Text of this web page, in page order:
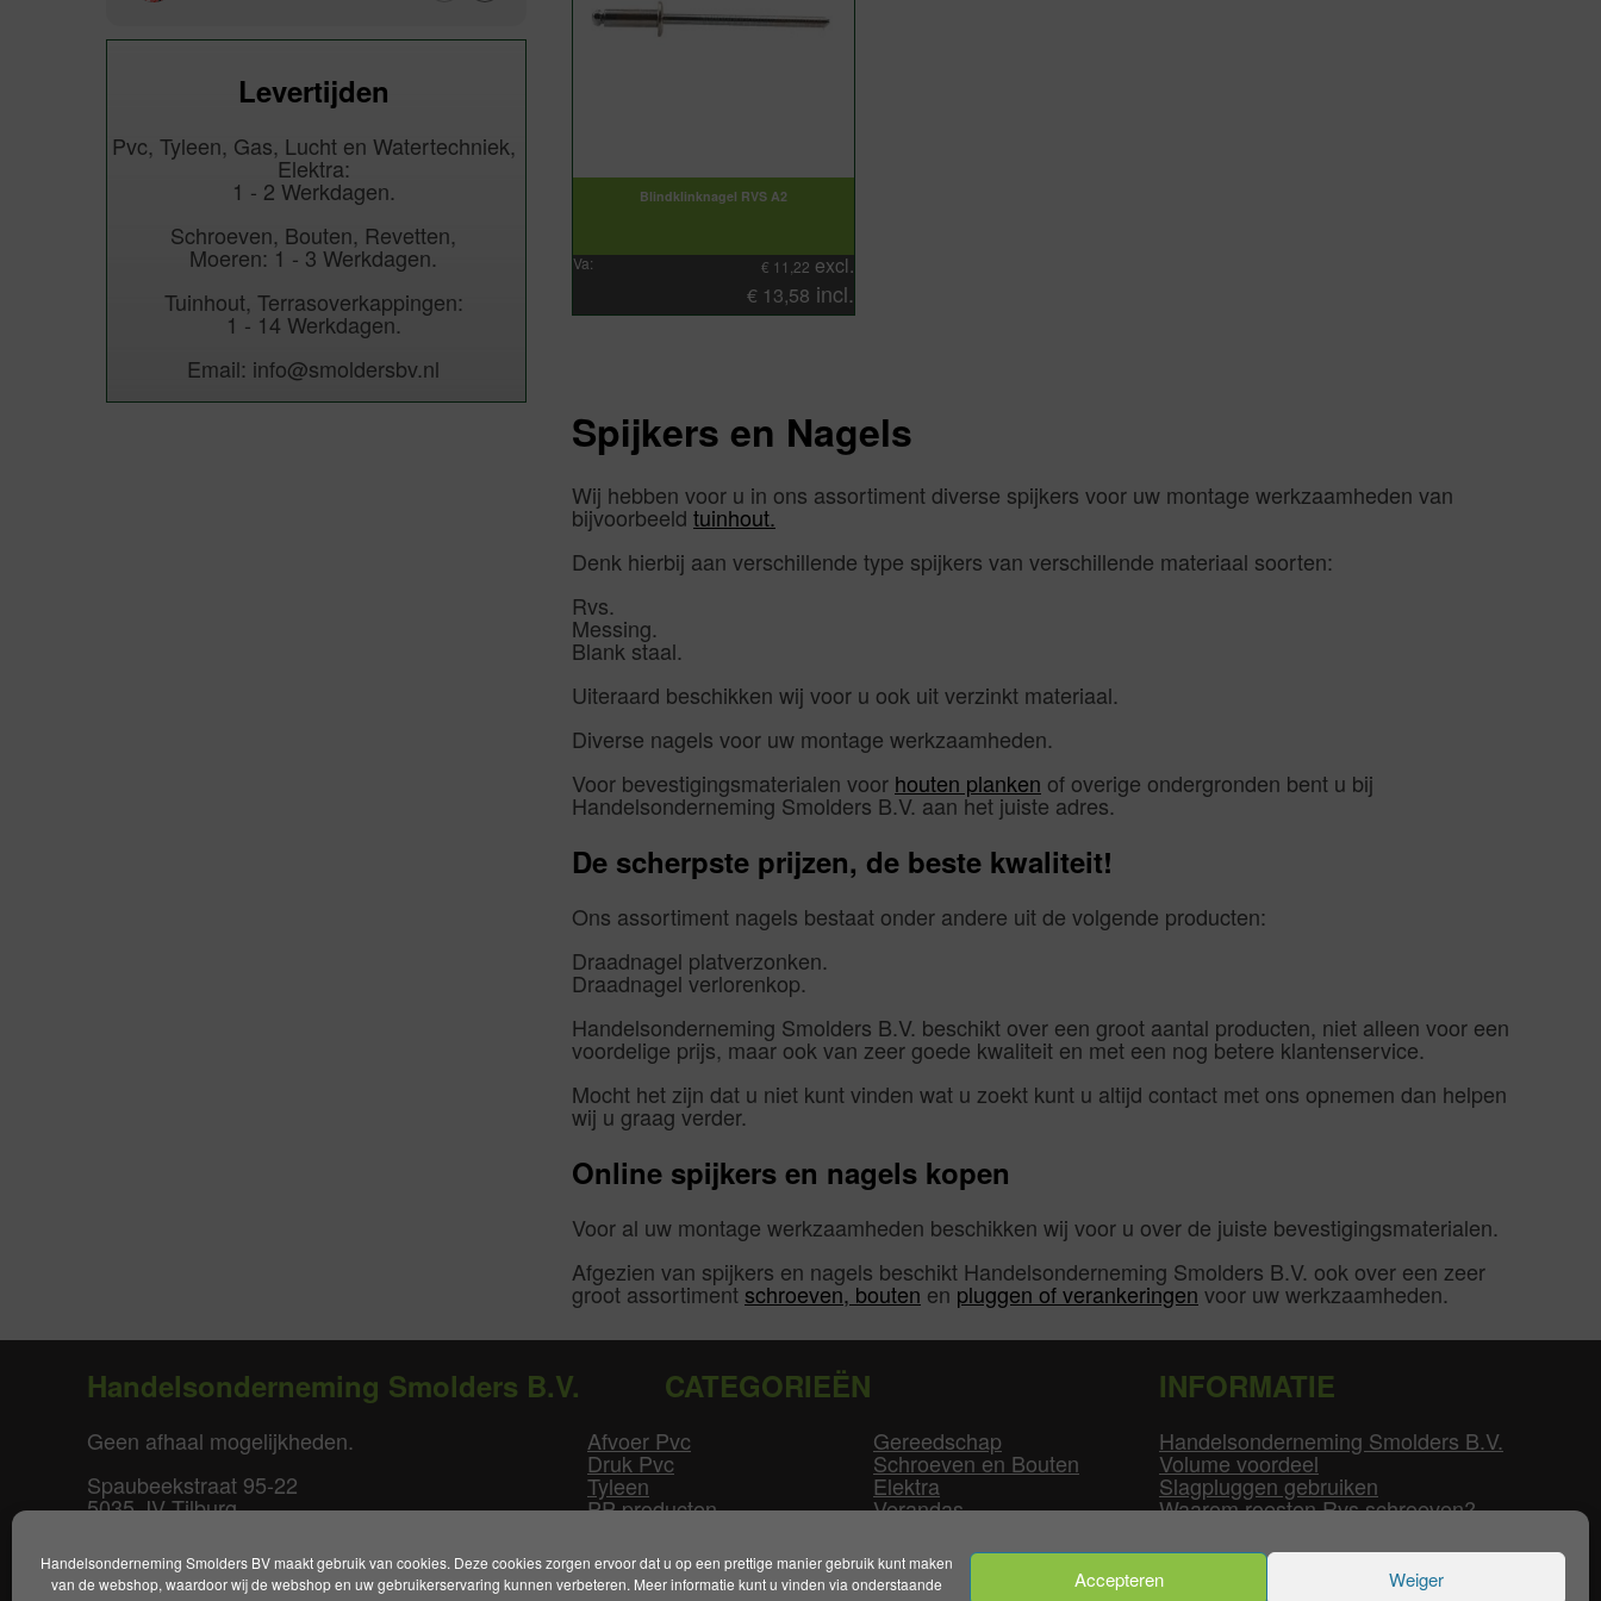
Handelsonderneming Smolders BV maakt gebruik van cookies. Deze cookies zorgen ervoor dat u op een prettige manier gebruik kunt maken
van de webshop, waardoor wij de webshop en uw gebruikerservaring kunnen verbeteren. Meer informatie kunt u vinden via onderstaande
Accepteren Weiger
Levertijden
Pvc, Tyleen, Gas, Lucht en Watertechniek,
Elektra:
1 - 2 Werkdagen.
Schroeven, Bouten, Revetten,
Moeren: 1 - 3 Werkdagen.
Tuinhout, Terrasoverkappingen:
1 - 14 Werkdagen.
Email: info@smoldersbv.nl
Blindklinknagel RVS A2
Va: € 11,22 excl.
€ 13,58 incl.
Spijkers en Nagels
Wij hebben voor u in ons assortiment diverse spijkers voor uw montage werkzaamheden van
bijvoorbeeld tuinhout.
Denk hierbij aan verschillende type spijkers van verschillende materiaal soorten:
Rvs.
Messing.
Blank staal.
Uiteraard beschikken wij voor u ook uit verzinkt materiaal.
Diverse nagels voor uw montage werkzaamheden.
Voor bevestigingsmaterialen voor houten planken of overige ondergronden bent u bij
Handelsonderneming Smolders B.V. aan het juiste adres.
De scherpste prijzen, de beste kwaliteit!
Ons assortiment nagels bestaat onder andere uit de volgende producten:
Draadnagel platverzonken.
Draadnagel verlorenkop.
Handelsonderneming Smolders B.V. beschikt over een groot aantal producten, niet alleen voor een
voordelige prijs, maar ook van zeer goede kwaliteit en met een nog betere klantenservice.
Mocht het zijn dat u niet kunt vinden wat u zoekt kunt u altijd contact met ons opnemen dan helpen
wij u graag verder.
Online spijkers en nagels kopen
Voor al uw montage werkzaamheden beschikken wij voor u over de juiste bevestigingsmaterialen.
Afgezien van spijkers en nagels beschikt Handelsonderneming Smolders B.V. ook over een zeer
groot assortiment schroeven, bouten en pluggen of verankeringen voor uw werkzaamheden.
Handelsonderneming Smolders B.V.
Geen afhaal mogelijkheden.
Spaubeekstraat 95-22
5035 JV Tilburg
T. +31(0)85-0640877
E.info@smoldersbv.nl
CATEGORIEËN
Afvoer Pvc
Druk Pvc
Tyleen
PP producten
GLW producten
Gereedschap
Schroeven en Bouten
Elektra
Verandas
Overige
INFORMATIE
Handelsonderneming Smolders B.V.
Volume voordeel
Slagpluggen gebruiken
Waarom roesten Rvs schroeven?
Pvc-buizen diameters
Flenzen tabel